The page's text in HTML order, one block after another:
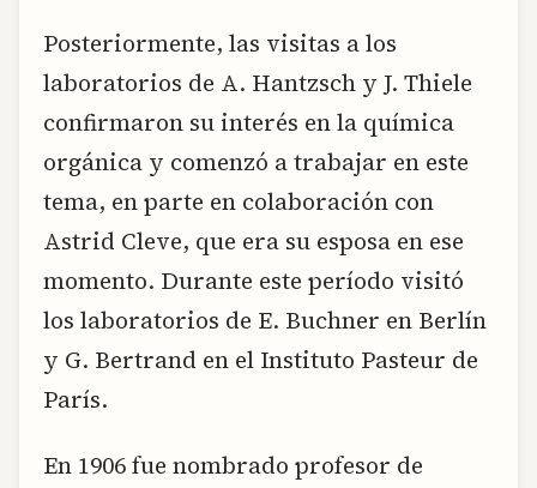
Posteriormente, las visitas a los
laboratorios de A. Hantzsch y J. Thiele
confirmaron su interés en la química
orgánica y comenzó a trabajar en este
tema, en parte en colaboración con
Astrid Cleve, que era su esposa en ese
momento. Durante este período visitó
los laboratorios de E. Buchner en Berlín
y G. Bertrand en el Instituto Pasteur de
París.
En 1906 fue nombrado profesor de